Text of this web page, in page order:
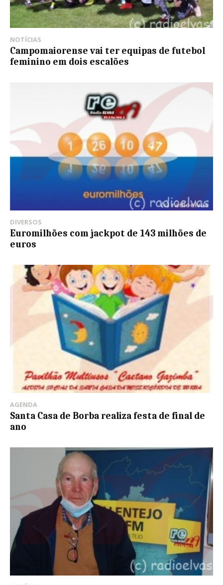
NOTÍCIAS
Campomaiorense vai ter equipas de futebol
feminino em dois escalões
DIVERSOS
Euromilhões com jackpot de 143 milhões de
euros
AGENDA
Santa Casa de Borba realiza festa de final de
ano